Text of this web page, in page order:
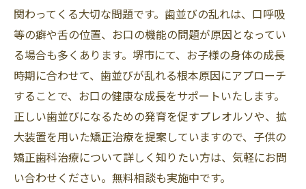
関わってくる大切な問題です。歯並びの乱れは、口呼吸
等の癖や舌の位置、お口の機能の問題が原因となってい
る場合も多くあります。堺市にて、お子様の身体の成長
時期に合わせて、歯並びが乱れる根本原因にアプローチ
することで、お口の健康な成長をサポートいたします。
正しい歯並びになるための発育を促すプレオルソや、拡
大装置を用いた矯正治療を提案していますので、子供の
矯正歯科治療について詳しく知りたい方は、気軽にお問
い合わせください。無料相談も実施中です。